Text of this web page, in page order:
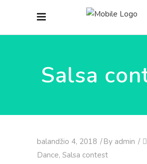
Salsa
balandžio 4, 2018 By admin
Dance, Salsa contest